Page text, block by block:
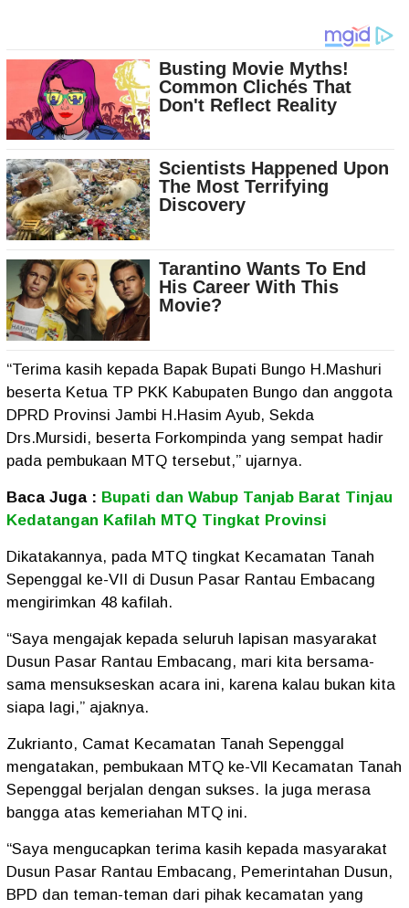
“Terima kasih kepada Bapak Bupati Bungo H.Mashuri
beserta Ketua TP PKK Kabupaten Bungo dan anggota
DPRD Provinsi Jambi H.Hasim Ayub, Sekda
Drs.Mursidi, beserta Forkompinda yang sempat hadir
pada pembukaan MTQ tersebut,” ujarnya.
Baca Juga : Bupati dan Wabup Tanjab Barat Tinjau
Kedatangan Kafilah MTQ Tingkat Provinsi
Dikatakannya, pada MTQ tingkat Kecamatan Tanah
Sepenggal ke-VII di Dusun Pasar Rantau Embacang
mengirimkan 48 kafilah.
“Saya mengajak kepada seluruh lapisan masyarakat
Dusun Pasar Rantau Embacang, mari kita bersama-
sama mensukseskan acara ini, karena kalau bukan kita
siapa lagi,” ajaknya.
Zukrianto, Camat Kecamatan Tanah Sepenggal
mengatakan, pembukaan MTQ ke-Vll Kecamatan Tanah
Sepenggal berjalan dengan sukses. Ia juga merasa
bangga atas kemeriahan MTQ ini.
“Saya mengucapkan terima kasih kepada masyarakat
Dusun Pasar Rantau Embacang, Pemerintahan Dusun,
BPD dan teman-teman dari pihak kecamatan yang